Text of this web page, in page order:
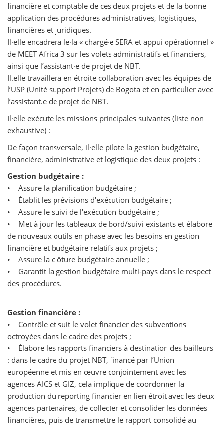
financière et comptable de ces deux projets et de la bonne
application des procédures administratives, logistiques,
financières et juridiques.
Il·elle encadrera le·la « chargé·e SERA et appui opérationnel »
de MEET Africa 3 sur les volets administratifs et financiers,
ainsi que l’assistant·e de projet de NBT.
Il.elle travaillera en étroite collaboration avec les équipes de
l’USP (Unité support Projets) de Bogota et en particulier avec
l’assistant.e de projet de NBT.
Il·elle exécute les missions principales suivantes (liste non
exhaustive) :
De façon transversale, il·elle pilote la gestion budgétaire,
financière, administrative et logistique des deux projets :
Gestion budgétaire :
• Assure la planification budgétaire ;
• Établit les prévisions d'exécution budgétaire ;
• Assure le suivi de l'exécution budgétaire ;
• Met à jour les tableaux de bord/suivi existants et élabore
de nouveaux outils en phase avec les besoins en gestion
financière et budgétaire relatifs aux projets ;
• Assure la clôture budgétaire annuelle ;
• Garantit la gestion budgétaire multi-pays dans le respect
des procédures.
Gestion financière :
• Contrôle et suit le volet financier des subventions
octroyées dans le cadre des projets ;
• Élabore les rapports financiers à destination des bailleurs
: dans le cadre du projet NBT, financé par l’Union
européenne et mis en œuvre conjointement avec les
agences AICS et GIZ, cela implique de coordonner la
production du reporting financier en lien étroit avec les deux
agences partenaires, de collecter et consolider les données
financières, puis de transmettre le rapport consolidé au